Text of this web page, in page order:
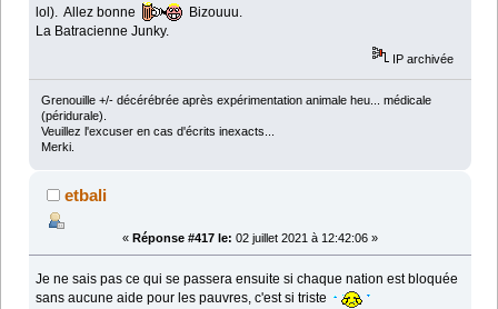
lol). Allez bonne
Bizouuu.
La Batracienne Junky.
IP archivée
Grenouille +/- décérébrée après expérimentation animale heu... médicale
(péridurale).
Veuillez l'excuser en cas d'écrits inexacts...
Merki.
etbali
« Réponse #417 le: 02 juillet 2021 à 12:42:06 »
Je ne sais pas ce qui se passera ensuite si chaque nation est bloquée
sans aucune aide pour les pauvres, c'est si triste